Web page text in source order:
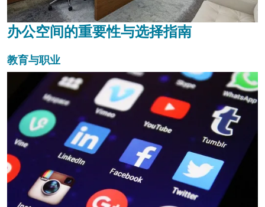
办公空间的重要性与选择指南
教育与职业